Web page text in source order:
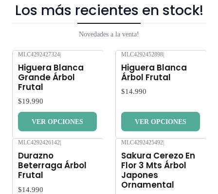
Los más recientes en stock!
Novedades a la venta!
MLC4292427324|
Higuera Blanca
Grande Árbol
Frutal
$19.990
VER OPCIONES
MLC4292452898|
Higuera Blanca
Árbol Frutal
$14.990
VER OPCIONES
MLC4292426142
Durazno
Beterraga Árbol
Frutal
$14.990
MLC4292425492
Sakura Cerezo En
Flor 3 Mts Árbol
Japones
Ornamental